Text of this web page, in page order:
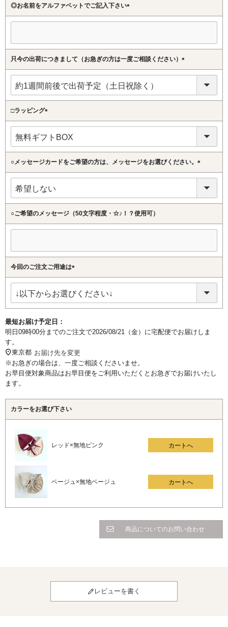
◎お名前をアルファベットでご記入下さい
(必
只今の出荷につきまして（お急ぎの方は一度ご相談ください）
(必
□ラッピング
(必
○メッセージカードをご希望の方は、メッセージをお選びください。
(必
○ご希望のメッセージ（50文字程度・☆♪！？使用可）
今回のご注文ご用途は
(必
最短お届け予定日：
明日09時00分 までのご注文で2026/08/21（金） に宅配便でお届けしま
す。
東京都 お届け先を変更
※お急ぎの場合は、一度ご相談くださいませ。
お早目便対象商品はお早目便をご利用いただくとお急ぎでお届けいたし
ます。
カラーをお選び下さい
レッド×無地ピンク カートへ
ベージュ×無地ベージュ カートへ
商品についてのお問い合わせ
レビューを書く